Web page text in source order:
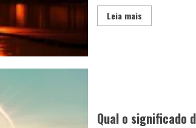
Leia mais
Qual o significado